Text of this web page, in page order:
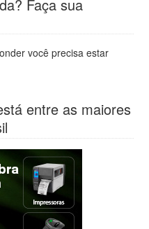
Faça sua
você precisa estar
entre as maiores